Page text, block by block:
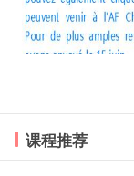
课程推荐